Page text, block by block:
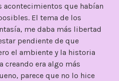
acontecimientos que habían
El tema de los
me daba más libertad
pendiente de que
el ambiente y la historia
creando era algo más
parece que no lo hice